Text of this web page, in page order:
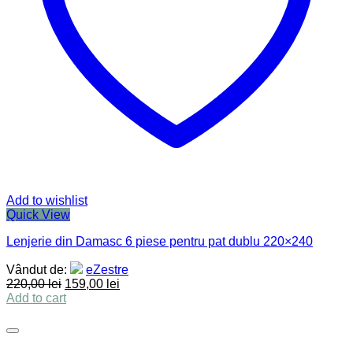
Add to wishlist
Quick View
Lenjerie din Damasc 6 piese pentru pat dublu 220×240
Vândut de:
eZestre
220,00lei 159,00 lei
Add to cart